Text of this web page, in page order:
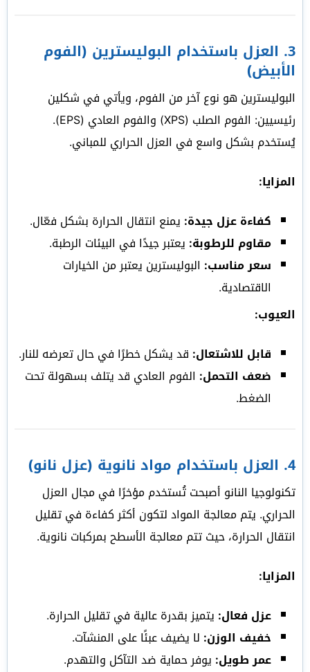
3. العزل باستخدام البوليسترين (الفوم
الأبيض)
البوليسترين هو نوع آخر من الفوم، ويأتي في شكلين
رئيسيين: الفوم الصلب (XPS) والفوم العادي (EPS).
يُستخدم بشكل واسع في العزل الحراري للمباني.
المزايا:
كفاءة عزل جيدة: يمنع انتقال الحرارة بشكل فعّال.
مقاوم للرطوبة: يعتبر جيدًا في البيئات الرطبة.
سعر مناسب: البوليسترين يعتبر من الخيارات
الاقتصادية.
العيوب:
قابل للاشتعال: قد يشكل خطرًا في حال تعرضه للنار.
ضعف التحمل: الفوم العادي قد يتلف بسهولة تحت
الضغط.
4. العزل باستخدام مواد نانوية (عزل نانو)
تكنولوجيا النانو أصبحت تُستخدم مؤخرًا في مجال العزل
الحراري. يتم معالجة المواد لتكون أكثر كفاءة في تقليل
انتقال الحرارة، حيث تتم معالجة الأسطح بمركبات نانوية.
المزايا:
عزل فعال: يتميز بقدرة عالية في تقليل الحرارة.
خفيف الوزن: لا يضيف عبئًا على المنشآت.
عمر طويل: يوفر حماية ضد التآكل والتهدم.